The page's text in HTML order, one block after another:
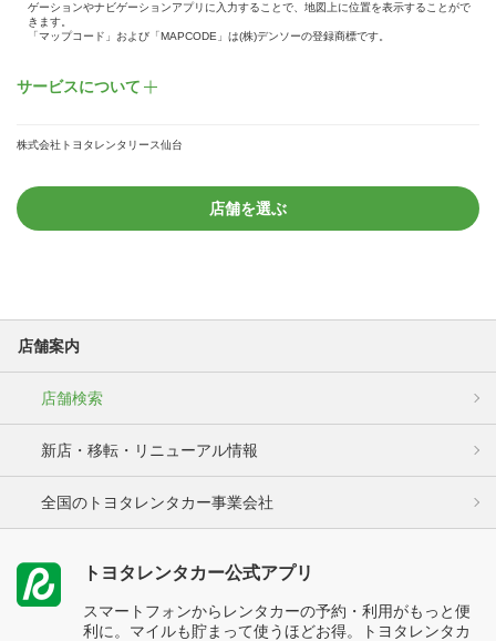
ゲーションやナビゲーションアプリに入力することで、地図上に位置を表示することがで
きます。
「マップコード」および「MAPCODE」は(株)デンソーの登録商標です。
サービスについて
株式会社トヨタレンタリース仙台
店舗を選ぶ
店舗案内
店舗検索
新店・移転・リニューアル情報
全国のトヨタレンタカー事業会社
トヨタレンタカー公式アプリ
スマートフォンからレンタカーの予約・利用がもっと便
利に。マイルも貯まって使うほどお得。トヨタレンタカ